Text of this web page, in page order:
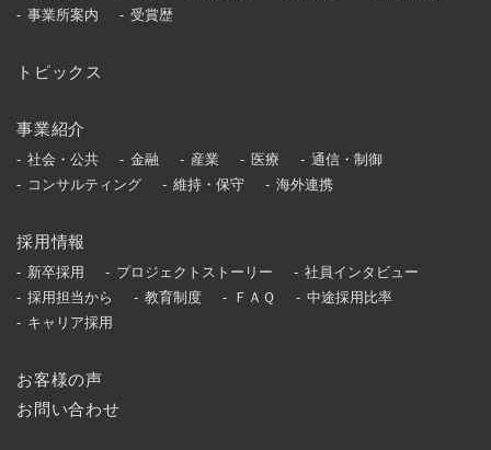
事業所案内
受賞歴
トピックス
事業紹介
社会・公共 金融 産業 医療
通信・制御
コンサルティング
維持・保守 海外連携
採用情報
新卒採用 プロジェクトストーリー
社員インタビュー
採用担当から
教育制度 ＦＡＱ
中途採用比率
キャリア採用
お客様の声
お問い合わせ